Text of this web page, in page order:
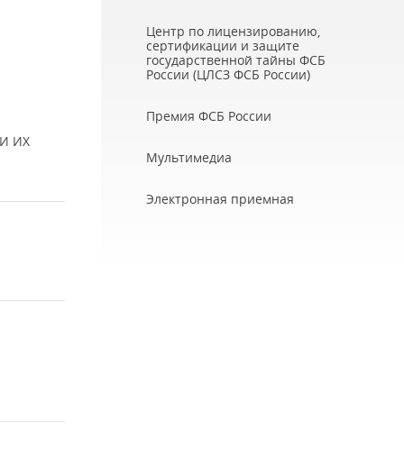
ИХ
Центр по лицензированию,
сертификации и защите
государственной тайны ФСБ
России (ЦЛСЗ ФСБ России)
Премия ФСБ России
Мультимедиа
Электронная приемная